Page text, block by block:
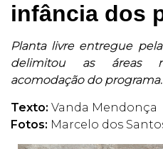
infância dos
Planta livre entregue
delimitou as áreas
acomodação do programa.
Texto: Vanda Mendonça
Fotos: Marcelo dos